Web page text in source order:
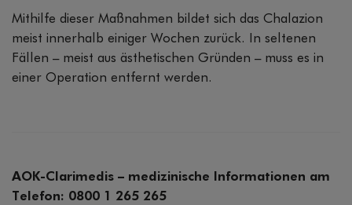
Mithilfe dieser Maßnahmen bildet sich das Chalazion
meist innerhalb einiger Wochen zurück. In seltenen
Fällen – meist aus ästhetischen Gründen – muss es in
einer Operation entfernt werden.
AOK-Clarimedis – medizinische Informationen am
Telefon: 0800 1 265 265